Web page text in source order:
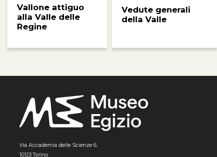
Vallone attiguo
alla Valle delle
Regine
Vedute generali
della Valle
Via Accademia delle Scienze 6,
10123 Torino